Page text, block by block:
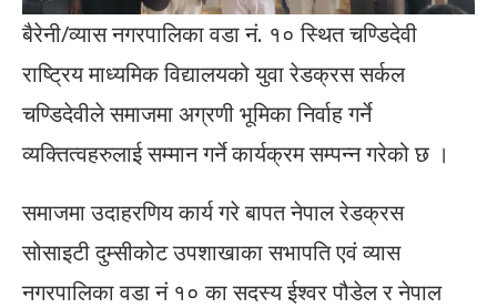
बैरेनी/व्यास नगरपालिका वडा नं. १० स्थित चण्डिदेवी
राष्ट्रिय माध्यमिक विद्यालयको युवा रेडक्रस सर्कल
चण्डिदेवीले समाजमा अग्रणी भूमिका निर्वाह गर्ने
व्यक्तित्वहरुलाई सम्मान गर्ने कार्यक्रम सम्पन्न गरेको छ ।
समाजमा उदाहरणिय कार्य गरे बापत नेपाल रेडक्रस
सोसाइटी दुम्सीकोट उपशाखाका सभापति एवं व्यास
नगरपालिका वडा नं १० का सदस्य ईश्वर पौडेल र नेपाल